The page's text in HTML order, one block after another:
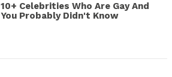
10+ Celebrities Who Are Gay And
You Probably Didn't Know